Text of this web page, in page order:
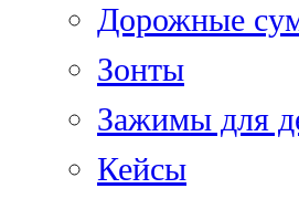
Дорожные
Зонты
Зажимы для
Кейсы